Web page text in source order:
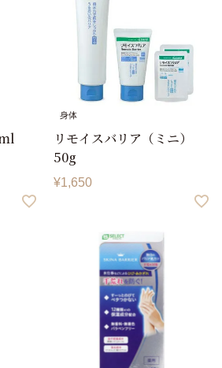
身体
リモイスバリア（ミニ）
50g
¥1,650